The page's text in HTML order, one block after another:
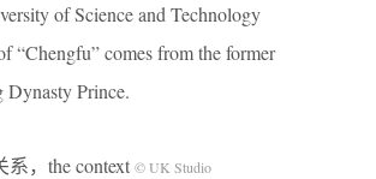
of Science and Technology
“Chengfu” comes from the former
Dynasty Prince.
，the context © UK Studio